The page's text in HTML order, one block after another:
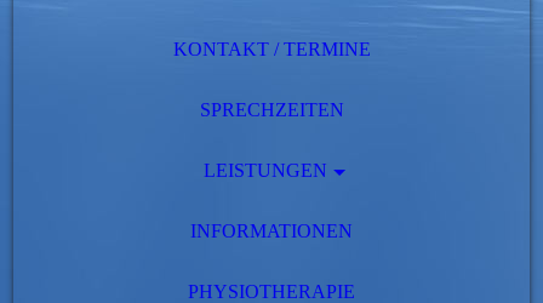
KONTAKT / TERMINE
SPRECHZEITEN
LEISTUNGEN
INFORMATIONEN
PHYSIOTHERAPIE